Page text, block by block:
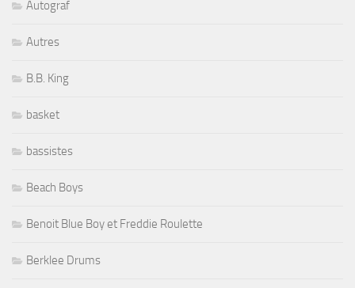
Autograf
Autres
B.B. King
basket
bassistes
Beach Boys
Benoit Blue Boy et Freddie Roulette
Berklee Drums